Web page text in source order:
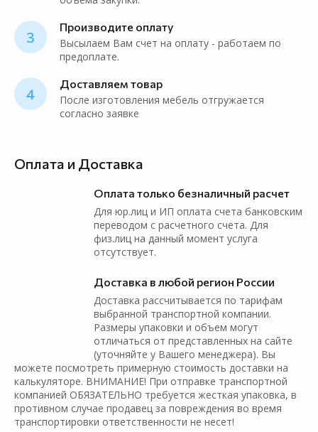
3
Производите оплату
Высылаем Вам счет на оплату - работаем по
предоплате.
4
Доставляем товар
После изготовления мебель отгружается
согласно заявке
Оплата и Доставка
Оплата только безналичный расчет
Для юр.лиц и ИП оплата счета банковским
переводом с расчетного счета. Для
физ.лиц на данный момент услуга
отсутствует.
Доставка в любой регион России
Доставка рассчитывается по тарифам
выбранной транспортной компании.
Размеры упаковки и объем могут
отличаться от представленных на сайте
(уточняйте у Вашего менеджера). Вы
можете посмотреть примерную стоимость доставки на
калькуляторе. ВНИМАНИЕ! При отправке транспортной
компанией ОБЯЗАТЕЛЬНО требуется жесткая упаковка, в
противном случае продавец за повреждения во время
транспортировки ответственности не несет!